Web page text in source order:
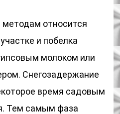
относится
и побелка
молоком или
Снегозадержание
время садовым
Тем самым фаза